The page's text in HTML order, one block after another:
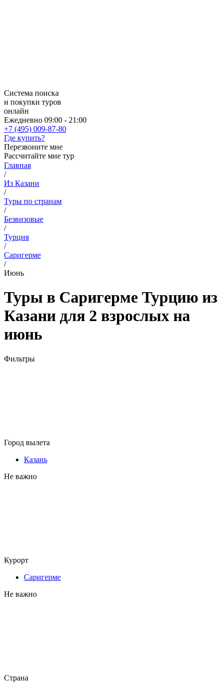
Система поиска
и покупки туров
онлайн
Ежедневно 09:00 - 21:00
+7 (495) 009-87-80
Где купить?
Перезвоните мне
Рассчитайте мне тур
Главная
/
Из Казани
/
Туры по странам
/
Безвизовые
/
Турция
/
Саригерме
/
Июнь
Туры в Саригерме Турцию из
Казани для 2 взрослых на
июнь
Фильтры
Город вылета
Казань
Не важно
Курорт
Саригерме
Не важно
Страна